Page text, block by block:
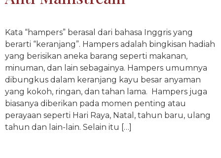
Kata “hampers” berasal dari bahasa Inggris yang
berarti “keranjang”. Hampers adalah bingkisan hadiah
yang berisikan aneka barang seperti makanan,
minuman, dan lain sebagainya. Hampers umumnya
dibungkus dalam keranjang kayu besar anyaman
yang kokoh, ringan, dan tahan lama. Hampers juga
biasanya diberikan pada momen penting atau
perayaan seperti Hari Raya, Natal, tahun baru, ulang
tahun dan lain-lain. Selain itu […]